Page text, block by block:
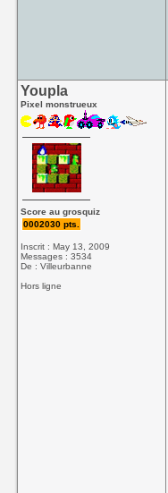
Youpla
Pixel monstrueux
Score au grosquiz
0002030 pts.
Inscrit : May 13, 2009
Messages : 3534
De : Villeurbanne
Hors ligne